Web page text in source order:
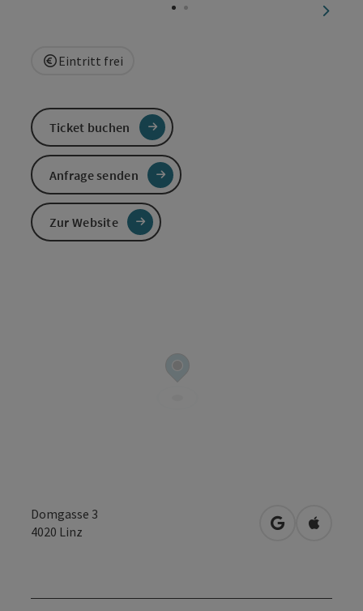
Eintritt frei
Domgasse 3
4020 Linz in Google
in
Ticket buchen
Anfrage senden
Zur Website